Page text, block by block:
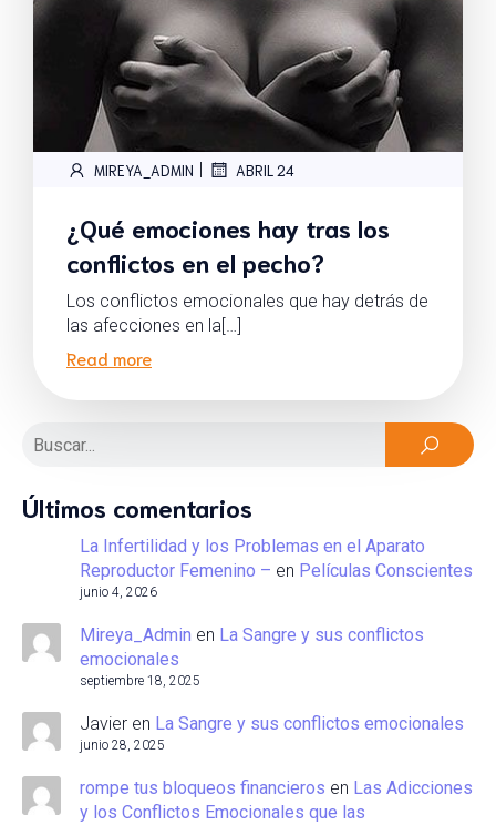
MIREYA_ADMIN | ABRIL 24
¿Qué emociones hay tras los
conflictos en el pecho?
Los conflictos emocionales que hay detrás de
las afecciones en la[…]
Read more
Últimos comentarios
La Infertilidad y los Problemas en el Aparato
Reproductor Femenino – en Películas Conscientes
junio 4, 2026
Mireya_Admin en La Sangre y sus conflictos
emocionales
septiembre 18, 2025
Javier en La Sangre y sus conflictos emocionales
junio 28, 2025
rompe tus bloqueos financieros en Las Adicciones
y los Conflictos Emocionales que las